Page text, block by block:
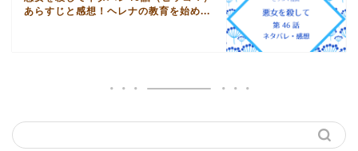
あらすじと感想！ヘレナの教育を始め...